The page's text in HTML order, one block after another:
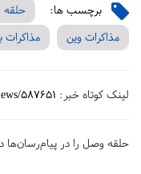
برچسب ها:
مذاکرات وین
مذاکرات
لینک کوتاه خبر: 587651
حلقه وصل را در پیام‌رسان‌ها